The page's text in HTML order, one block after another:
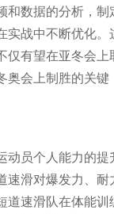
和数据的分析，制
实战中不断优化。
仅有望在亚冬会上
奥会上制胜的关键
动员个人能力的提
速滑对爆发力、耐
道速滑队在体能训